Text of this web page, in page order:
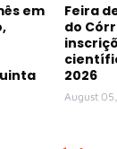
em
Feira
do
2026
August